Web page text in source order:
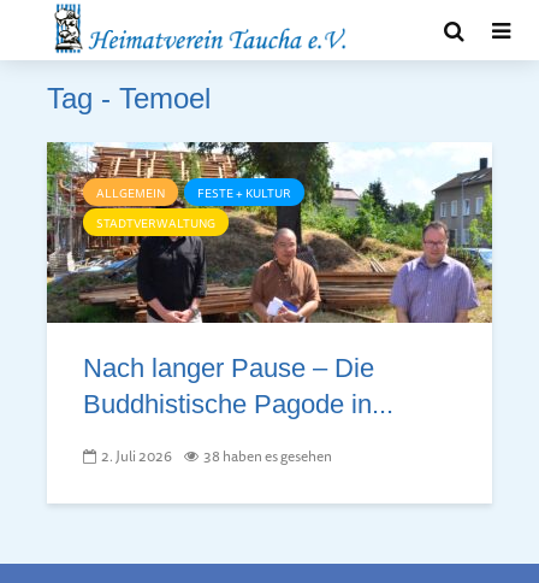
Tag - Temoel
ALLGEMEIN
FESTE + KULTUR
STADTVERWALTUNG
Nach langer Pause – Die
Buddhistische Pagode in...
2. Juli 2026 38 haben es gesehen